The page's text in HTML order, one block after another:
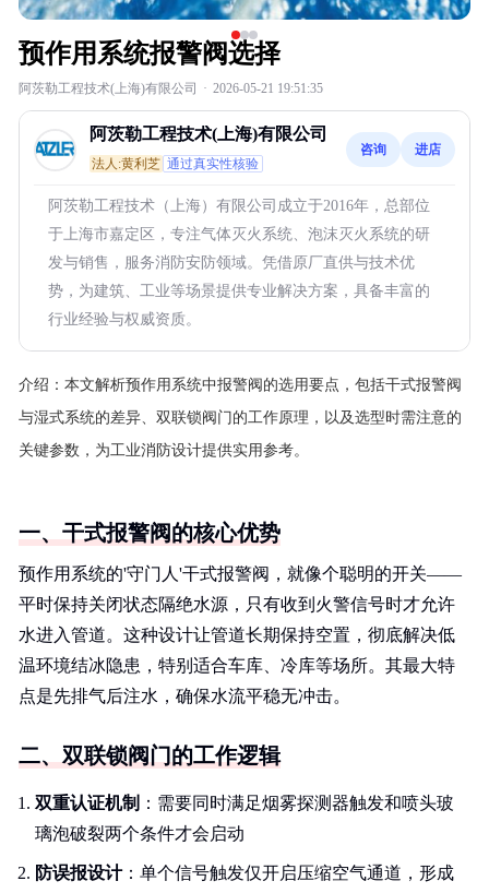
预作用系统报警阀选择
阿茨勒工程技术(上海)有限公司 · 2026-05-21 19:51:35
阿茨勒工程技术(上海)有限公司
法人:黄利芝 通过真实性核验
咨询 进店
阿茨勒工程技术（上海）有限公司成立于2016年，总部位
于上海市嘉定区，专注气体灭火系统、泡沫灭火系统的研
发与销售，服务消防安防领域。凭借原厂直供与技术优
势，为建筑、工业等场景提供专业解决方案，具备丰富的
行业经验与权威资质。
介绍： 本文解析预作用系统中报警阀的选用要点，包括干式报警阀
与湿式系统的差异、双联锁阀门的工作原理，以及选型时需注意的
关键参数，为工业消防设计提供实用参考。
一、干式报警阀的核心优势
预作用系统的'守门人'干式报警阀，就像个聪明的开关——
平时保持关闭状态隔绝水源，只有收到火警信号时才允许
水进入管道。这种设计让管道长期保持空置，彻底解决低
温环境结冰隐患，特别适合车库、冷库等场所。其最大特
点是先排气后注水，确保水流平稳无冲击。
二、双联锁阀门的工作逻辑
双重认证机制 ：需要同时满足烟雾探测器触发和喷头玻
璃泡破裂两个条件才会启动
防误报设计：单个信号触发仅开启压缩空气通道，形成